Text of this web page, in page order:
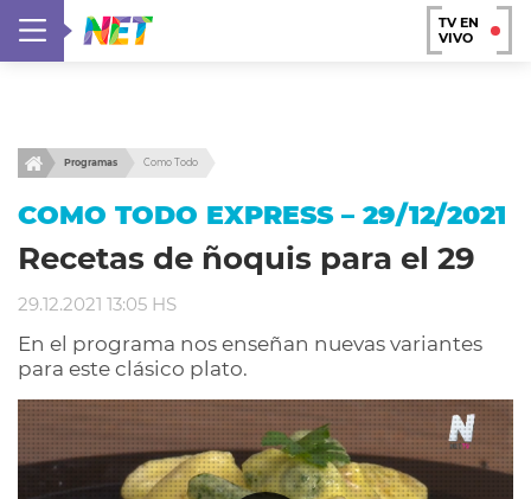
TV EN
VIVO
Programas Como Todo
COMO TODO EXPRESS – 29/12/2021
Recetas de ñoquis para el 29
29.12.2021 13:05 HS
En el programa nos enseñan nuevas variantes
para este clásico plato.